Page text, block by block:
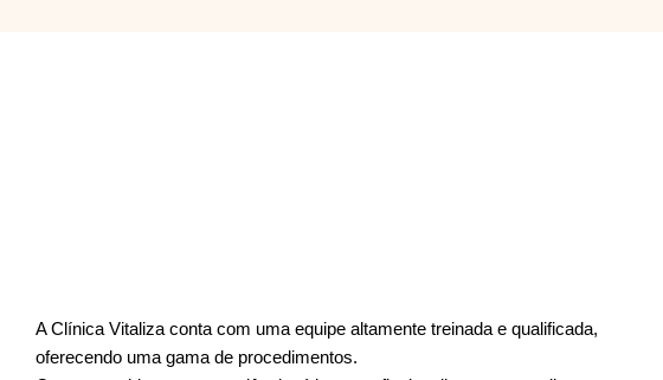
A Clínica Vitaliza conta com uma equipe altamente treinada e qualificada,
oferecendo uma gama de procedimentos.